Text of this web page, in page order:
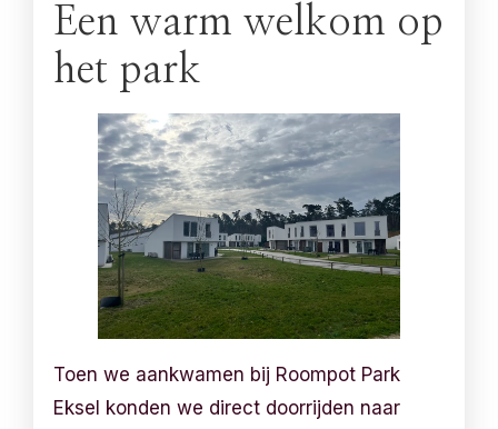
Een warm welkom op
het park
Toen we aankwamen bij Roompot Park
Eksel konden we direct doorrijden naar